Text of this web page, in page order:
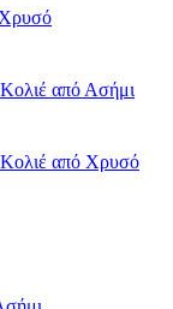
Χρυσό
από Ασήμι
Κολιέ από Χρυσό